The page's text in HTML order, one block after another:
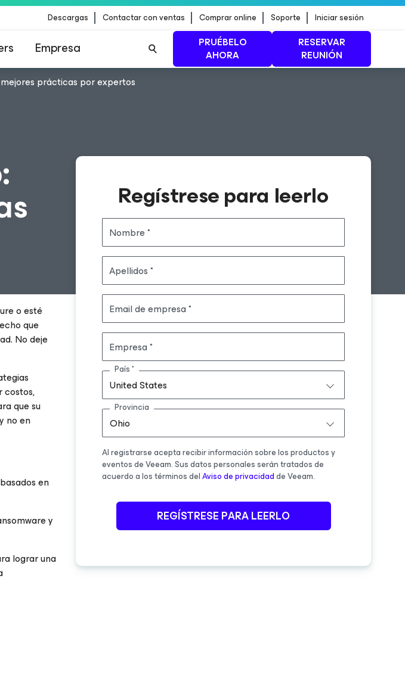
Descargas Contactar con ventas Comprar online Soporte Iniciar sesión
Empresa
PRUÉBELO
AHORA
RESERVAR
REUNIÓN
prácticas por expertos
Regístrese para leerlo
Nombre
Apellidos
Email de empresa
Empresa
United States
País
Ohio
Provincia
Al registrarse acepta recibir información sobre los productos y
eventos de Veeam. Sus datos personales serán tratados de
acuerdo a los términos delAviso de privacidadde Veeam.
REGÍSTRESE PARA LEERLO
o esté
que
No deje
costos,
que su
no en
en
y
lograr una